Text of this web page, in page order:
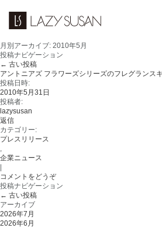
月別アーカイブ: 2010年5月
投稿ナビゲーション
← 古い投稿
アントニアズ フラワーズシリーズのフレグランス
投稿日時:
2010年5月31日
投稿者:
lazysusan
返信
カテゴリー:
プレスリリース
,
企業ニュース
コメントをどうぞ
投稿ナビゲーション
← 古い投稿
アーカイブ
2026年7月
2026年6月